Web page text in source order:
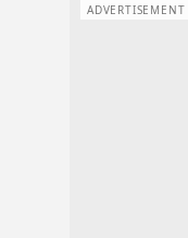
ADVERTISEMENT